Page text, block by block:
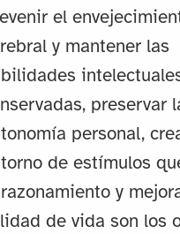
el
y mantener las
preservar
personal,
de estímulos
y
de vida son los